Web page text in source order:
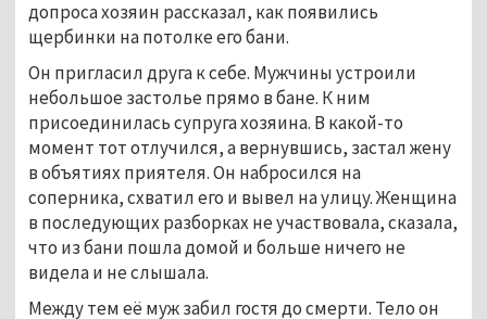
допроса хозяин рассказал, как появились
щербинки на потолке его бани.
Он пригласил друга к себе. Мужчины устроили
небольшое застолье прямо в бане. К ним
присоединилась супруга хозяина. В какой-то
момент тот отлучился, а вернувшись, застал жену
в объятиях приятеля. Он набросился на
соперника, схватил его и вывел на улицу. Женщина
в последующих разборках не участвовала, сказала,
что из бани пошла домой и больше ничего не
видела и не слышала.
Между тем её муж забил гостя до смерти. Тело он